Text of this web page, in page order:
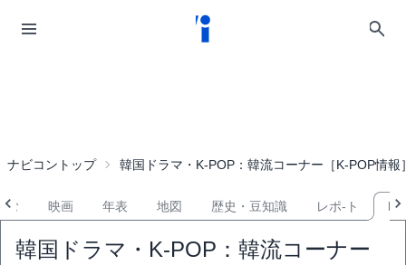
ナビコントップ 韓国ドラマ・K-POP：韓流コーナー［K-POP情報
む 映画 年表 地図 歴史・豆知識 レポ-ト
韓国ドラマ・K-POP：韓流コーナー